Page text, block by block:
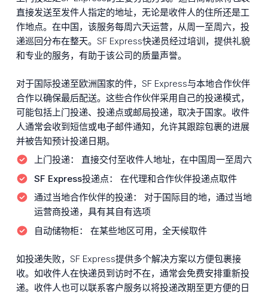
直接发送至发件人指定的地址，无论是收件人的住所还是工
作地点。在中国，该服务每周六天运营，从周一至周六，投
递巡回分布在整天。SF Express快递员经过培训，提供礼貌
和专业的服务，有助于该公司的质量声誉。
对于国际投递至欧洲国家的件，SF Express与本地合作伙伴
合作以确保最后配送。这些合作伙伴采用自己的投递模式，
可能包括上门投递、投递点或邮局投递，取决于国家。收件
人通常会收到短信或电子邮件通知，允许其跟踪包裹的进展
并被告知预计投递日期。
上门投递：
直接交付至收件人地址，在中国周一至周六
SF Express投递点：
在代理和合作伙伴投递点取件
通过当地合作伙伴的投递：
对于国际目的地，通过当地
运营商投递，具有其自有选项
自动储物柜：
在某些地区可用，全天候取件
如投递失败，SF Express提供多个解决方案以方便包裹接
收。如收件人在快递员到访时不在，通常会免费安排重新投
递。收件人也可以联系客户服务以将投递改期至更方便的日